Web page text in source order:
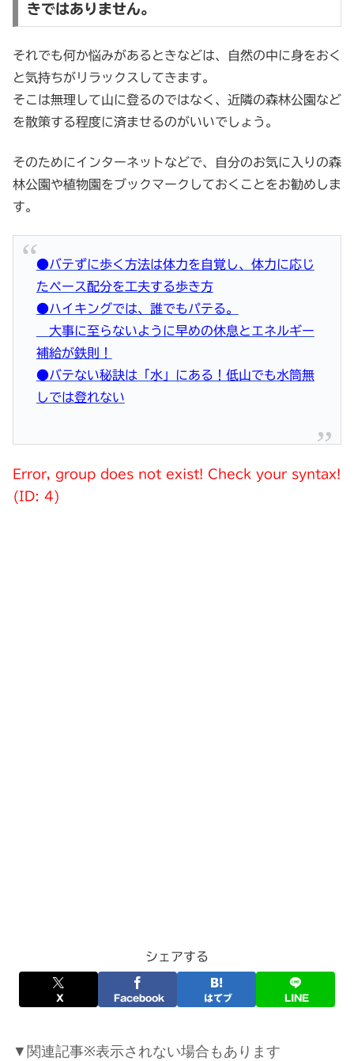
きではありません。
それでも何か悩みがあるときなどは、自然の中に身をおく
と気持ちがリラックスしてきます。
そこは無理して山に登るのではなく、近隣の森林公園など
を散策する程度に済ませるのがいいでしょう。
そのためにインターネットなどで、自分のお気に入りの森
林公園や植物園をブックマークしておくことをお勧めしま
す。
●バテずに歩く方法は体力を自覚し、体力に応じ
たペース配分を工夫する歩き方
●ハイキングでは、誰でもパテる。
大事に至らないように早めの休息とエネルギー
補給が鉄則！
●バテない秘訣は「水」にある！低山でも水筒無
しでは登れない
Error, group does not exist! Check your syntax!
(ID: 4)
シェアする
X Facebook はてブ LINE
▼関連記事※表示されない場合もあります